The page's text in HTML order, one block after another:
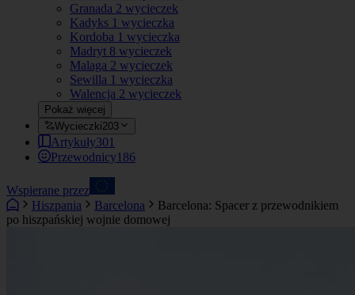
Granada 2 wycieczek
Kadyks 1 wycieczka
Kordoba 1 wycieczka
Madryt 8 wycieczek
Malaga 2 wycieczek
Sewilla 1 wycieczka
Walencja 2 wycieczek
Pokaż więcej
Wycieczki203
Artykuły301
Przewodnicy186
Wspierane przez
Hiszpania
Barcelona
Barcelona: Spacer z przewodnikiem
po hiszpańskiej wojnie domowej